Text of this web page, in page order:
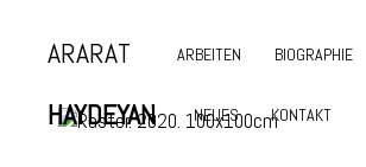
ARARAT
HAYDEYAN
ARBEITEN BIOGRAPHIE
NEUES KONTAKT